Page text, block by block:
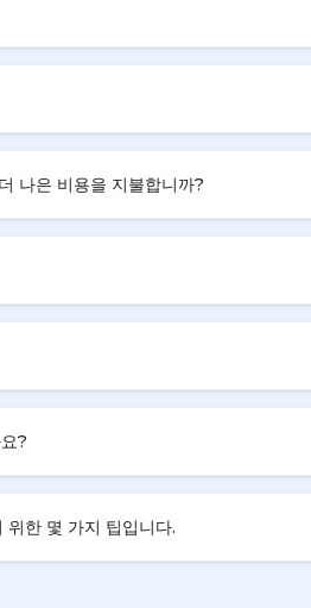
나은 비용을 지불합니까?
?
위한 몇 가지 팁입니다.